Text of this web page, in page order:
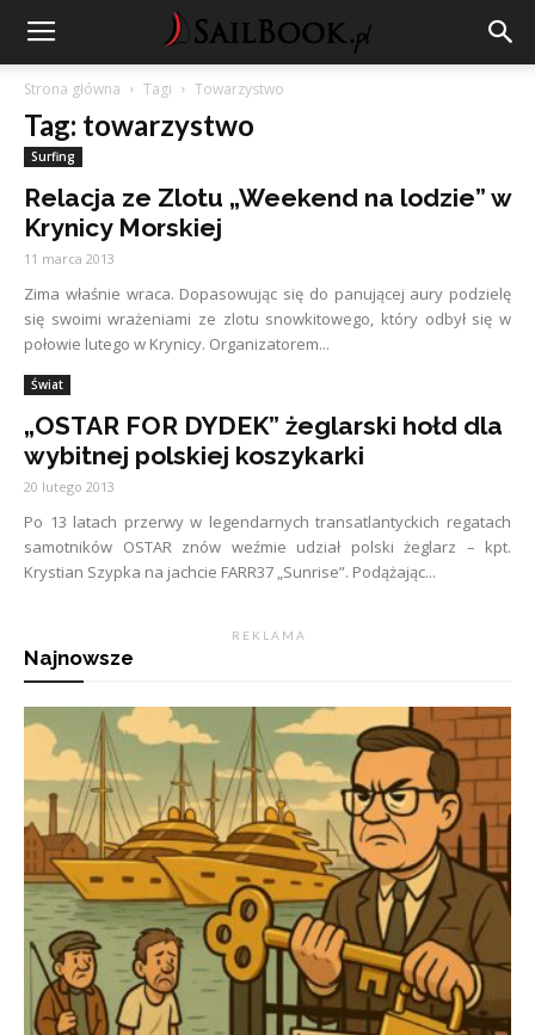
Strona główna Tagi Towarzystwo
Tag: towarzystwo
Surfing
Relacja ze Zlotu „Weekend na lodzie” w
Krynicy Morskiej
11 marca 2013
Zima właśnie wraca. Dopasowując się do panującej aury podzielę
się swoimi wrażeniami ze zlotu snowkitowego, który odbył się w
połowie lutego w Krynicy. Organizatorem...
Świat
„OSTAR FOR DYDEK” żeglarski hołd dla
wybitnej polskiej koszykarki
20 lutego 2013
Po 13 latach przerwy w legendarnych transatlantyckich regatach
samotników OSTAR znów weźmie udział polski żeglarz – kpt.
Krystian Szypka na jachcie FARR37 „Sunrise”. Podążając...
R E K L A M A
Najnowsze